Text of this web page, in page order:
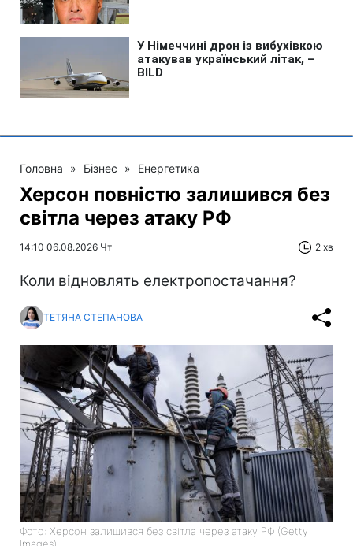
Головна » Бізнес » Енергетика
Херсон повністю залишився без
світла через атаку РФ
14:10 06.08.2026 Чт 2 хв
Коли відновлять електропостачання?
ТЕТЯНА СТЕПАНОВА
Фото: Херсон залишився без світла через атаку РФ (Getty
Images)